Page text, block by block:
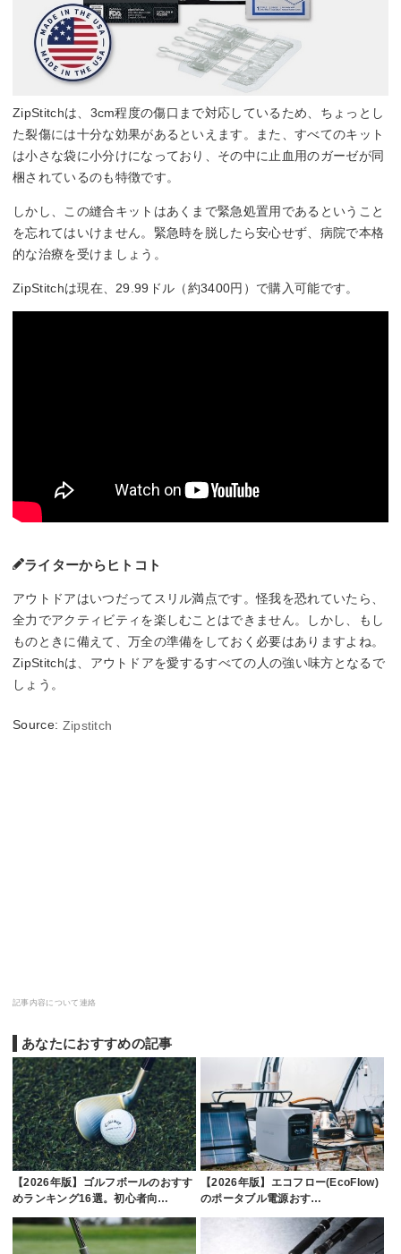
ZipStitchは、3cm程度の傷口まで対応しているため、ちょっとし
た裂傷には十分な効果があるといえます。また、すべてのキット
は小さな袋に小分けになっており、その中に止血用のガーゼが同
梱されているのも特徴です。
しかし、この縫合キットはあくまで緊急処置用であるということ
を忘れてはいけません。緊急時を脱したら安心せず、病院で本格
的な治療を受けましょう。
ZipStitchは現在、29.99ドル（約3400円）で購入可能です。
ライターからヒトコト
アウトドアはいつだってスリル満点です。怪我を恐れていたら、
全力でアクティビティを楽しむことはできません。しかし、もし
ものときに備えて、万全の準備をしておく必要はありますよね。
ZipStitchは、アウトドアを愛するすべての人の強い味方となるで
しょう。
Source: Zipstitch
記事内容について連絡
あなたにおすすめの記事
【2026年版】ゴルフボールのおすす
めランキング16選。初心者向…
【2026年版】エコフロー(EcoFlow)
のポータブル電源おす…